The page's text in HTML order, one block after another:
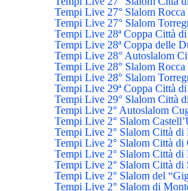
Tempi Live 27° Slalom Rocca
Tempi Live 27° Slalom
Tempi Live 28ª Coppa Città di
Tempi Live 28ª Coppa delle
Tempi Live 28° Autoslalom
Tempi Live 28° Slalom Rocca
Tempi Live 28° Slalom
Tempi Live 29ª Coppa Città di
Tempi Live 29° Slalom Città
Tempi Live 2° Autoslalom
Tempi Live 2° Slalom
Tempi Live 2° Slalom Città di
Tempi Live 2° Slalom Città di
Tempi Live 2° Slalom Città di
Tempi Live 2° Slalom Città di
Tempi Live 2° Slalom del
Tempi Live 2° Slalom di